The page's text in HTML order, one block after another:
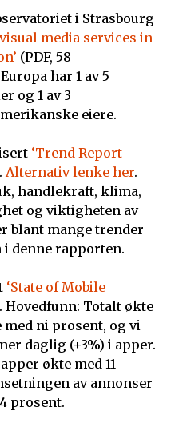
i Strasbourg
media services in
(PDF, 58
har 1 av 5
og 1 av 3
eiere.
‘Trend Report
Alternativ lenke her.
handlekraft, klima,
og viktigheten av
blant mange trender
denne rapporten.
‘State of Mobile
Hovedfunn: Totalt økte
ni prosent, og vi
daglig (+3%) i apper.
økte med 11
av annonser
prosent.